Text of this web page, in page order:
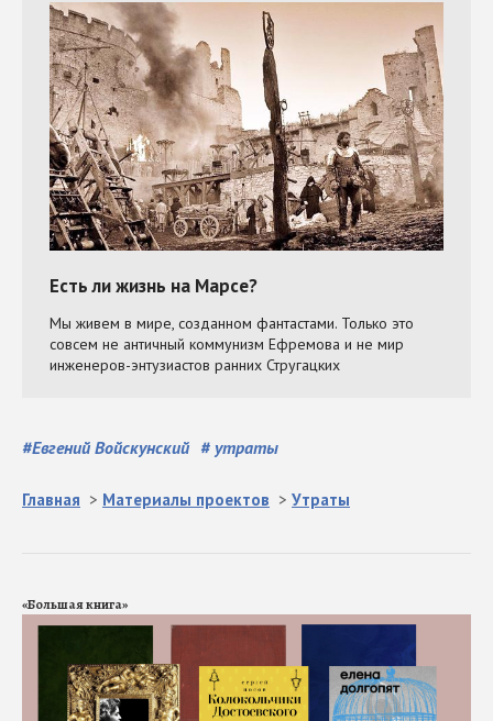
#Евгений Войскунский # утраты
Главная > Материалы проектов > Утраты
«Большая книга»